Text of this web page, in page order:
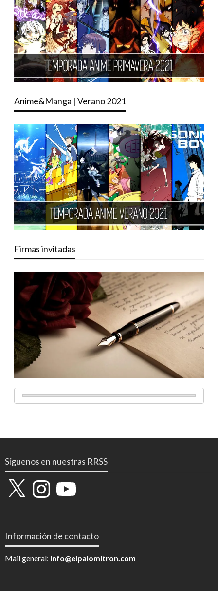
Anime&Manga | Verano 2021
Firmas invitadas
Síguenos en nuestras RRSS
X InstagramYouTube
Información de contacto
Mail general: info@elpalomitron.com